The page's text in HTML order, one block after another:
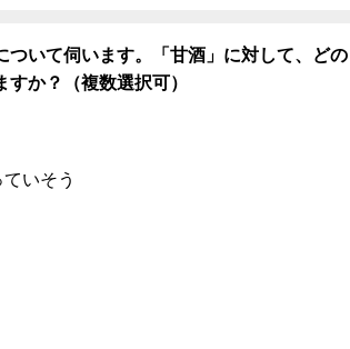
ついて伺います。「甘酒」に対して、どの
か？（複数選択可）
いそう